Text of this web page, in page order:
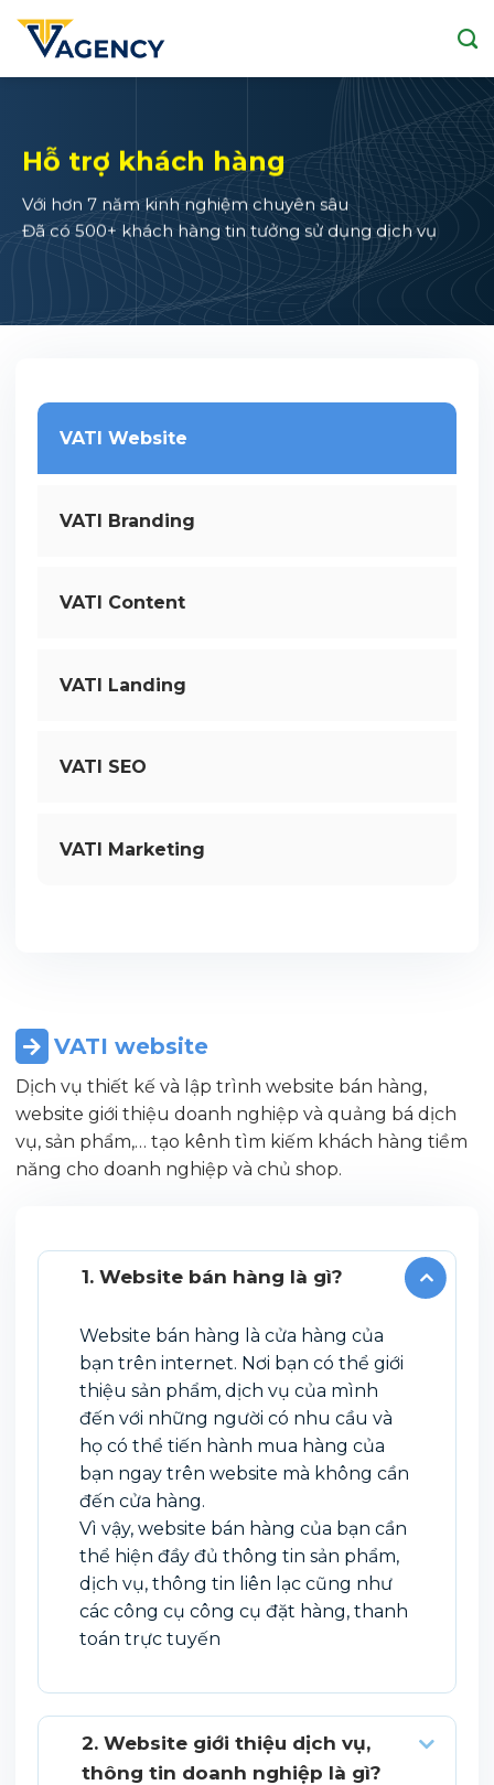
Hỗ trợ khách hàng
Với hơn 7 năm kinh nghiệm chuyên sâu
Đã có 500+ khách hàng tin tưởng sử dụng dịch vụ
VATI Website
VATI Branding
VATI Content
VATI Landing
VATI SEO
VATI Marketing
VATI website
Dịch vụ thiết kế và lập trình website bán hàng,
website giới thiệu doanh nghiệp và quảng bá dịch
vụ, sản phẩm,… tạo kênh tìm kiếm khách hàng tiềm
năng cho doanh nghiệp và chủ shop.
1. Website bán hàng là gì?
Website bán hàng là cửa hàng của
bạn trên internet. Nơi bạn có thể giới
thiệu sản phẩm, dịch vụ của mình
đến với những người có nhu cầu và
họ có thể tiến hành mua hàng của
bạn ngay trên website mà không cần
đến cửa hàng.
Vì vậy, website bán hàng của bạn cần
thể hiện đầy đủ thông tin sản phẩm,
dịch vụ, thông tin liên lạc cũng như
các công cụ công cụ đặt hàng, thanh
toán trực tuyến
2. Website giới thiệu dịch vụ,
thông tin doanh nghiệp là gì?